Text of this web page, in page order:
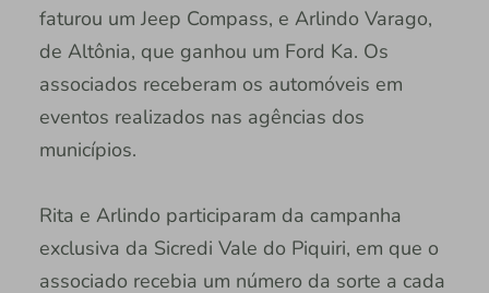
faturou um Jeep Compass, e Arlindo Varago,
de Altônia, que ganhou um Ford Ka. Os
associados receberam os automóveis em
eventos realizados nas agências dos
municípios.
Rita e Arlindo participaram da campanha
exclusiva da Sicredi Vale do Piquiri, em que o
associado recebia um número da sorte a cada